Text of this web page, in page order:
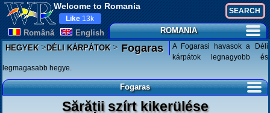
Welcome to Romania
Românã English
Like 13k
ROMANIA
HEGYEK>DÉLI KÁRPÁTOK>Fogaras
A Fogarasi havasok a Déli
kárpátok legnagyobb és
legmagasabb hegye.
Fogaras
Sărății szírt kikerülése